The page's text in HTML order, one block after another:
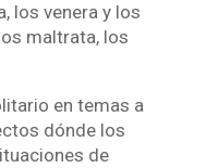
los venera y los
maltrata, los
en temas a
dónde los
de